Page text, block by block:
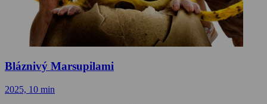
Bláznivý Marsupilami
2025, 10 min